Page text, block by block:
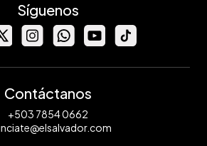
Síguenos
Contáctanos
+503 7854 0662